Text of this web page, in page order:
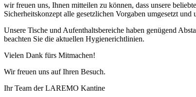
wir freuen uns, Ihnen mitteilen zu können, dass unsere
Sicherheitskonzept alle gesetzlichen Vorgaben umgesetzt
Unsere Tische und Aufenthaltsbereiche haben genügend
beachten Sie die aktuellen Hygienerichtlinien.
Vielen Dank fürs Mitmachen!
Wir freuen uns auf Ihren Besuch.
Ihr Team der LAREMO Kantine